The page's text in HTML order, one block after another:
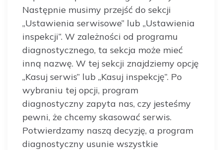
Następnie musimy przejść do sekcji
„Ustawienia serwisowe” lub „Ustawienia
inspekcji”. W zależności od programu
diagnostycznego, ta sekcja może mieć
inną nazwę. W tej sekcji znajdziemy opcję
„Kasuj serwis” lub „Kasuj inspekcję”. Po
wybraniu tej opcji, program
diagnostyczny zapyta nas, czy jesteśmy
pewni, że chcemy skasować serwis.
Potwierdzamy naszą decyzję, a program
diagnostyczny usunie wszystkie